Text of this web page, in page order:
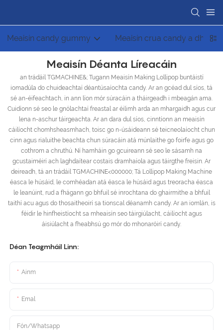
Meaisín candy gummy Meaisín crua candy a
Meaisín Déanta Líreacáin
an trádáil TGMACHINE&; Tugann Meaisín Making Lollipop buntáistí
iomadúla do chuideachtaí déantúsaíochta candy. Ar an gcéad dul síos, tá
sé an-éifeachtach, in ann líon mór súracáin a tháirgeadh i mbeagán ama.
Cuidíonn sé seo le gnólachtaí freastal ar éilimh arda an mhargaidh agus cur
lena n-aschur táirgeachta. Ar an dara dul síos, cinntíonn an meaisín
cáilíocht chomhsheasmhach, toisc go n-úsáideann sé teicneolaíocht chun
cinn agus rialuithe beachta chun súracáin atá múnlaithe go foirfe agus go
cothrom a chruthú. Ní hamháin go gcuireann sé seo le sásamh na
gcustaiméirí ach laghdaítear costais dramhaíola agus táirgthe freisin. Ar
deireadh, tá an trádáil TGMACHINE<000000; Tá Lollipop Making Machine
éasca le húsáid, le comhéadan atá éasca le húsáid agus treoracha éasca
le leanúint, rud a fhágann go bhfuil sé inrochtana do ghairmithe a bhfuil
taithí acu agus do thosaitheoirí sa tionscal déanamh candy. Ar an iomlán, is
féidir le hinfheistíocht sa mheaisín seo táirgiúlacht, cáilíocht agus
áisiúlacht a fheabhsú go mór do mhonaróirí candy.
Déan Teagmháil Linn:
Ainm
Emal
Fón/Whatsapp